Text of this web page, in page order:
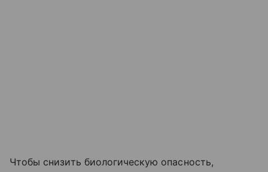
Чтобы снизить биологическую опасность,